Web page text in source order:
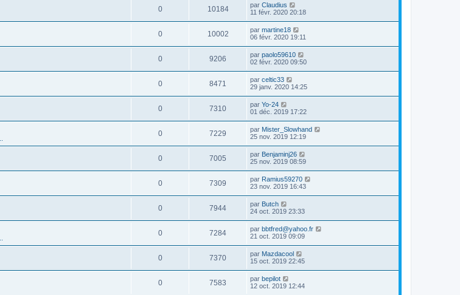
0 10184 par Claudius
11 févr. 2020 20:18
0 10002 par martine18
06 févr. 2020 19:11
0 9206 par paolo59610
02 févr. 2020 09:50
0 8471 par celtic33
29 janv. 2020 14:25
0 7310 par Yo-24
01 déc. 2019 17:22
0 7229 par Mister_Slowhand
25 nov. 2019 12:19
0 7005 par Benjaminj26
25 nov. 2019 08:59
0 7309 par Ramius59270
23 nov. 2019 16:43
0 7944 par Butch
24 oct. 2019 23:33
0 7284 par bbtfred@yahoo.fr
21 oct. 2019 09:09
0 7370 par Mazdacool
15 oct. 2019 22:45
0 7583 par bepilot
12 oct. 2019 12:44